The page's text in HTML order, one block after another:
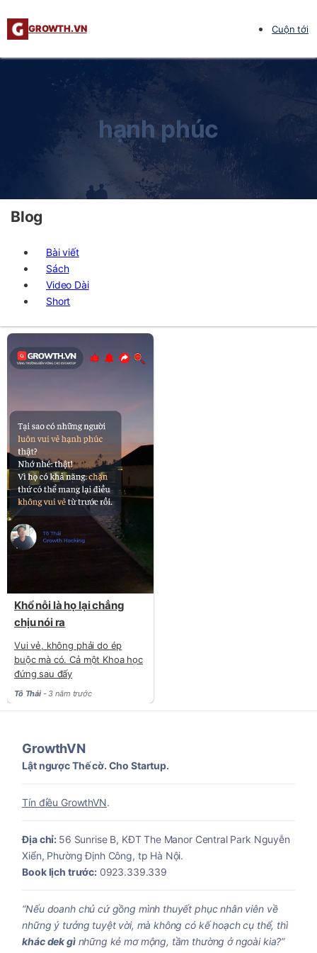
GROWTH.VN Cuộn tới
hạnh phúc
Blog
Bài viết
Sách
Video Dài
Short
Khổ nỗi là họ lại chẳng
chịu nói ra
Vui vẻ, không phải do ép
buộc mà có. Cả một Khoa học
đứng sau đấy
Tô Thái - 3 năm trước
GrowthVN
Lật ngược Thế cờ. Cho Startup.
Tín điều GrowthVN.
Địa chỉ: 56 Sunrise B, KĐT The Manor Central Park Nguyễn
Xiển, Phường Định Công, tp Hà Nội.
Book lịch trước:0923.339.339
“Nếu doanh chủ cứ gồng mình thuyết phục nhân viên về
những ý tưởng tuyệt vời, mà không có kế hoạch cụ thể, thì
khác dek gìnhững kẻ mơ mộng, tầm thường ở ngoài kia?”